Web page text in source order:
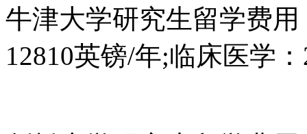
牛津大学研究生留学费
12810英镑/年;临床医学